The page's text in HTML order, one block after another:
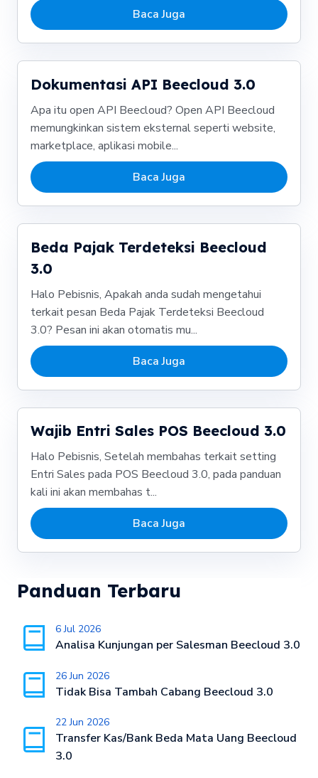
Baca Juga
Dokumentasi API Beecloud 3.0
Apa itu open API Beecloud? Open API Beecloud
memungkinkan sistem eksternal seperti website,
marketplace, aplikasi mobile...
Baca Juga
Beda Pajak Terdeteksi Beecloud
3.0
Halo Pebisnis, Apakah anda sudah mengetahui
terkait pesan Beda Pajak Terdeteksi Beecloud
3.0? Pesan ini akan otomatis mu...
Baca Juga
Wajib Entri Sales POS Beecloud 3.0
Halo Pebisnis, Setelah membahas terkait setting
Entri Sales pada POS Beecloud 3.0, pada panduan
kali ini akan membahas t...
Baca Juga
Panduan Terbaru
6 Jul 2026
Analisa Kunjungan per Salesman Beecloud 3.0
26 Jun 2026
Tidak Bisa Tambah Cabang Beecloud 3.0
22 Jun 2026
Transfer Kas/Bank Beda Mata Uang Beecloud
3.0